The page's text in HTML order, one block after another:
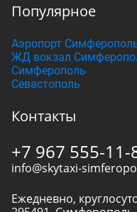
Популярное
Аэропорт
ЖД вокзал
Симферополь
Севастополь
Контакты
+7 967 555-11-
info@skytaxi-
Ежедневно,